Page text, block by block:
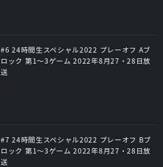
#6 24時間生スペシャル2022 プレーオフ Aブ
ロック 第1～3ゲーム 2022年8月27・28日放
送
#7 24時間生スペシャル2022 プレーオフ Bブ
ロック 第1～3ゲーム 2022年8月27・28日放
送